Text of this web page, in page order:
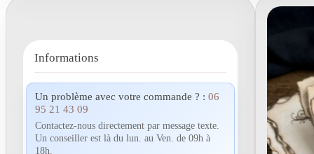
Informations
Un problème avec votre commande ? : 06
95 21 43 09
Contactez-nous directement par message texte.
Un conseiller est là du lun. au Ven. de 09h à
18h.